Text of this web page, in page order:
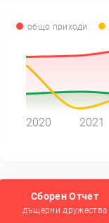
общо приходи
2020 2021
Сборен Отчет
дъщерни дружества